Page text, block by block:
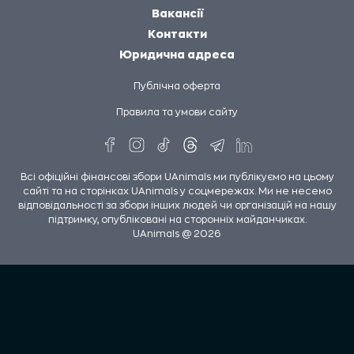
Вакансії
Контакти
Юридична адреса
Публічна оферта
Правила та умови сайту
Всі офіційні фінансові збори UAnimals ми публікуємо на цьому
сайті та на сторінках UAnimals у соцмережах. Ми не несемо
відповідальності за збори інших людей чи організацій на нашу
підтримку, опубліковані на сторонніх майданчиках.
UAnimals @ 2026